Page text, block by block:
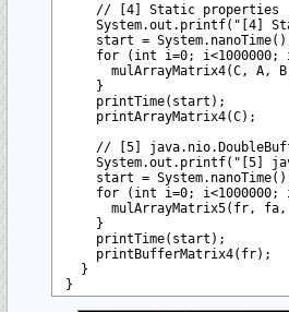
    // [4] Static properties
System.out.printf("[4]
start =
for (int i=0; i<1000000;
mulArrayMatrix4(C, A,
    }
    printTime(start);
// [5]
System.out.printf("[5]
start =
for (int i=0; i<1000000;
mulArrayMatrix5(fr, fa,
    }
    printTime(start);
  }